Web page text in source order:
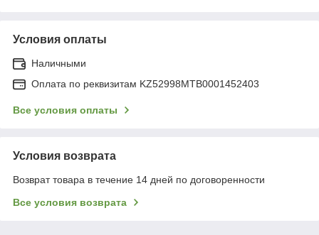
Условия оплаты
Наличными
Оплата по реквизитам KZ52998MTB0001452403
Все условия оплаты
Условия возврата
Возврат товара в течение 14 дней по договоренности
Все условия возврата